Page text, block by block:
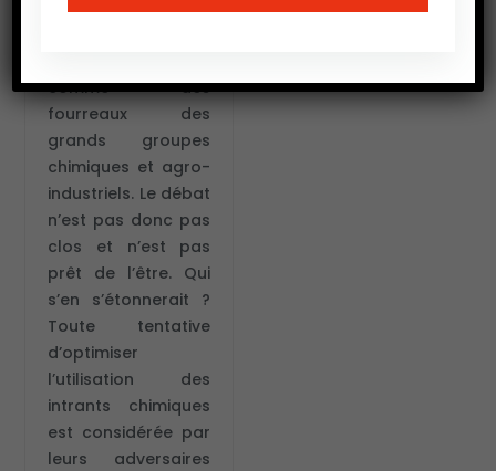
par des
comme des
fourreaux des
grands groupes
chimiques et agro-
industriels. Le débat
n’est pas donc pas
clos et n’est pas
prêt de l’être. Qui
s’en s’étonnerait ?
Toute tentative
d’optimiser
l’utilisation des
intrants chimiques
est considérée par
leurs adversaires